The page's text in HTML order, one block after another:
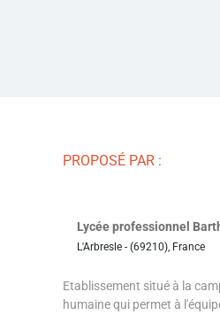
PROPOSÉ PAR :
Lycée professionnel
L'Arbresle - (69210), France
Etablissement situé à la
humaine qui permet à